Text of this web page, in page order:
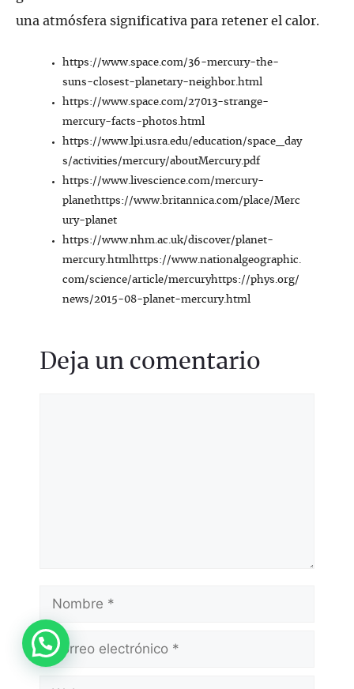
una atmósfera significativa para retener el calor.
https://www.space.com/36-mercury-the-
suns-closest-planetary-neighbor.html
https://www.space.com/27013-strange-
mercury-facts-photos.html
https://www.lpi.usra.edu/education/space_day
s/activities/mercury/aboutMercury.pdf
https://www.livescience.com/mercury-
planethttps://www.britannica.com/place/Merc
ury-planet
https://www.nhm.ac.uk/discover/planet-
mercury.htmlhttps://www.nationalgeographic.
com/science/article/mercuryhttps://phys.org/
news/2015-08-planet-mercury.html
Deja un comentario
Nombre
Correo
electrónico